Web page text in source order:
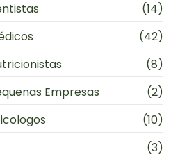
(14)
(42)
(8)
Empresas
(2)
(10)
(3)